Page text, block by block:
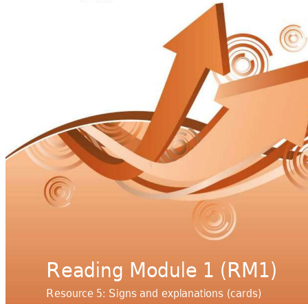
Reading Module 1 (RM1)
Resource 5: Signs and explanations (cards)